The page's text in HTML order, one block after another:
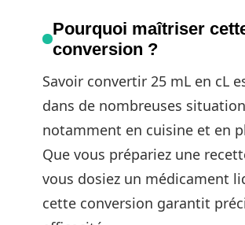
Pourquoi maîtriser
conversion ?
Savoir convertir 25 mL en cL
dans de nombreuses
notamment en cuisine et en
Que vous prépariez une
vous dosiez un médicament
cette conversion garantit